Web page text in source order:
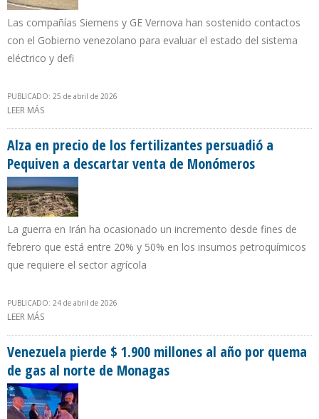
Las compañías Siemens y GE Vernova han sostenido contactos
con el Gobierno venezolano para evaluar el estado del sistema
eléctrico y defi
PUBLICADO: 25 de abril de 2026
LEER MÁS
Alza en precio de los fertilizantes persuadió a
Pequiven a descartar venta de Monómeros
La guerra en Irán ha ocasionado un incremento desde fines de
febrero que está entre 20% y 50% en los insumos petroquímicos
que requiere el sector agrícola
PUBLICADO: 24 de abril de 2026
LEER MÁS
Venezuela pierde $ 1.900 millones al año por quema
de gas al norte de Monagas